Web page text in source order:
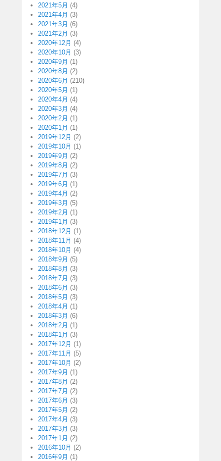
2021年5月 (4)
2021年4月 (3)
2021年3月 (6)
2021年2月 (3)
2020年12月 (4)
2020年10月 (3)
2020年9月 (1)
2020年8月 (2)
2020年6月 (210)
2020年5月 (1)
2020年4月 (4)
2020年3月 (4)
2020年2月 (1)
2020年1月 (1)
2019年12月 (2)
2019年10月 (1)
2019年9月 (2)
2019年8月 (2)
2019年7月 (3)
2019年6月 (1)
2019年4月 (2)
2019年3月 (5)
2019年2月 (1)
2019年1月 (3)
2018年12月 (1)
2018年11月 (4)
2018年10月 (4)
2018年9月 (5)
2018年8月 (3)
2018年7月 (3)
2018年6月 (3)
2018年5月 (3)
2018年4月 (1)
2018年3月 (6)
2018年2月 (1)
2018年1月 (3)
2017年12月 (1)
2017年11月 (5)
2017年10月 (2)
2017年9月 (1)
2017年8月 (2)
2017年7月 (2)
2017年6月 (3)
2017年5月 (2)
2017年4月 (3)
2017年3月 (3)
2017年1月 (2)
2016年10月 (2)
2016年9月 (1)